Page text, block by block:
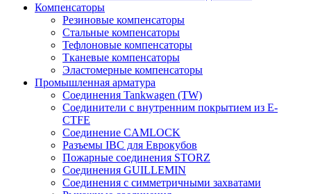
Компенсаторы
Резиновые компенсаторы
Стальные компенсаторы
Тефлоновые компенсаторы
Тканевые компенсаторы
Эластомерные компенсаторы
Промышленная арматура
Соединения Tankwagen (TW)
Соединители с внутренним покрытием из E-
CTFE
Соединение CAMLOCK
Разъемы IBC для Еврокубов
Пожарные соединения STORZ
Соединения GUILLEMIN
Соединения с симметричными захватами